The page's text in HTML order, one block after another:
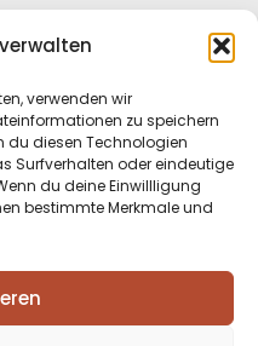
verwenden wir
zu speichern
du diesen Technologien
Surfverhalten oder eindeutige
du deine Einwillligung
bestimmte Merkmale und
Impressum